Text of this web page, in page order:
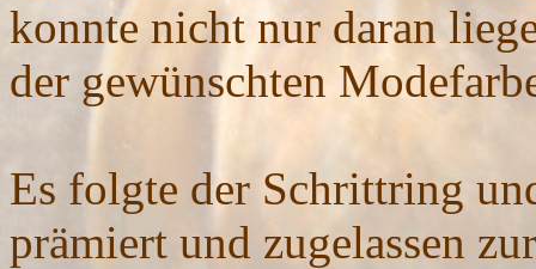
konnte nicht nur daran
der gewünschten
Es folgte der Schrittring
prämiert und zugelassen